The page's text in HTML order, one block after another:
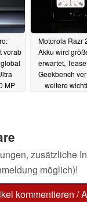
vorab
MP
Motorola Razr
Akku wird
erwartet,
Geekbench
weitere
zusätzliche
möglich)!
kommentieren /